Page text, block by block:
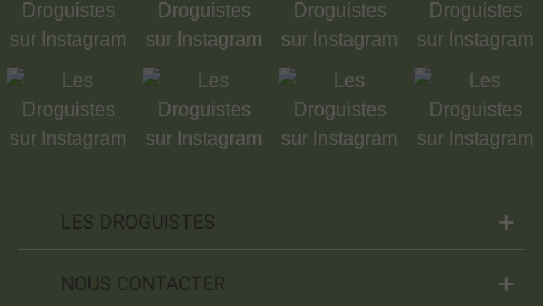
LES DROGUISTES
NOUS CONTACTER